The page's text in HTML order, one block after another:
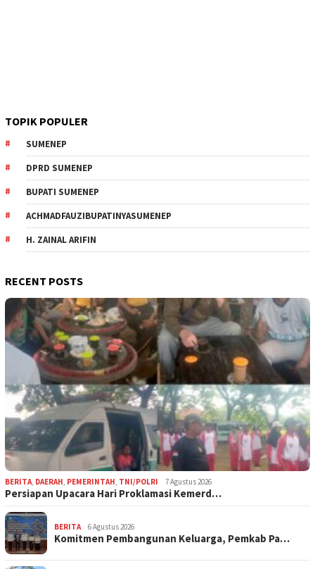
TOPIK POPULER
SUMENEP
DPRD SUMENEP
BUPATI SUMENEP
ACHMADFAUZIBUPATINYASUMENEP
H. ZAINAL ARIFIN
RECENT POSTS
BERITA DAERAH PEMERINTAH TNI/POLRI 7 Agustus 2026
Persiapan Upacara Hari Proklamasi Kemerd…
BERITA 6 Agustus 2026
Komitmen Pembangunan Keluarga, Pemkab Pa…